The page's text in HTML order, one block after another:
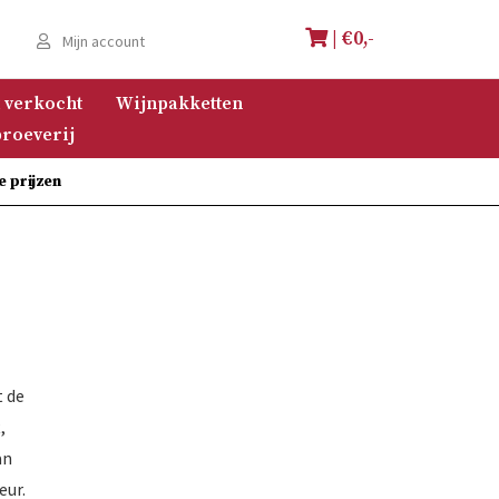
Mijn account | €0,-
verkocht
Wijnpakketten
prijzen
de